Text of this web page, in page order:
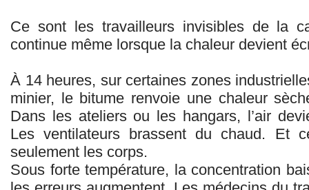
Ce sont les travailleurs invisibles de la
continue même lorsque la chaleur devient
À 14 heures, sur certaines zones
minier, le bitume renvoie une chaleur
Dans les ateliers ou les hangars, l’air
Les ventilateurs brassent du chaud. Et
seulement les corps.
Sous forte température, la concentration